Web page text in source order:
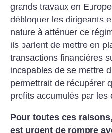
grands travaux en
débloquer les dirigeants
nature à atténuer ce
ils parlent de mettre en
transactions financières
incapables de se mettre
permettrait de récupérer
profits accumulés par les
Pour toutes ces
est urgent de rompre